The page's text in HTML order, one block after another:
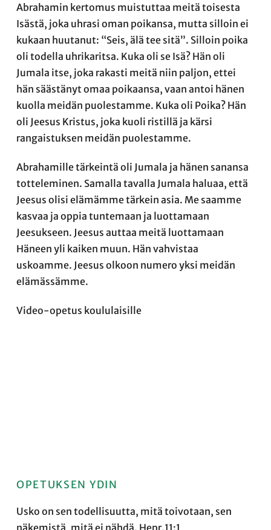
Abrahamin kertomus muistuttaa meitä toisesta
Isästä, joka uhrasi oman poikansa, mutta silloin ei
kukaan huutanut: “Seis, älä tee sitä”. Silloin poika
oli todella uhrikaritsa. Kuka oli se Isä? Hän oli
Jumala itse, joka rakasti meitä niin paljon, ettei
hän säästänyt omaa poikaansa, vaan antoi hänen
kuolla meidän puolestamme. Kuka oli Poika? Hän
oli Jeesus Kristus, joka kuoli ristillä ja kärsi
rangaistuksen meidän puolestamme.
Abrahamille tärkeintä oli Jumala ja hänen sanansa
totteleminen. Samalla tavalla Jumala haluaa, että
Jeesus olisi elämämme tärkein asia. Me saamme
kasvaa ja oppia tuntemaan ja luottamaan
Jeesukseen. Jeesus auttaa meitä luottamaan
Häneen yli kaiken muun. Hän vahvistaa
uskoamme. Jeesus olkoon numero yksi meidän
elämässämme.
Video-opetus koululaisille
OPETUKSEN YDIN
Usko on sen todellisuutta, mitä toivotaan, sen
näkemistä, mitä ei nähdä. Hepr.11:1